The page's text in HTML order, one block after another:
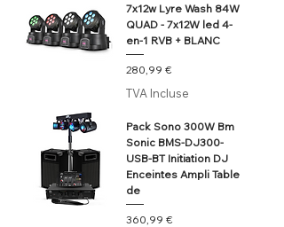
7x12w Lyre Wash 84W
QUAD - 7x12W led 4-
en-1 RVB + BLANC
Prix
280,99 €
TVA Incluse
Pack Sono 300W Bm
Sonic BMS-DJ300-
USB-BT Initiation DJ
Enceintes Ampli Table
de
Prix
360,99 €